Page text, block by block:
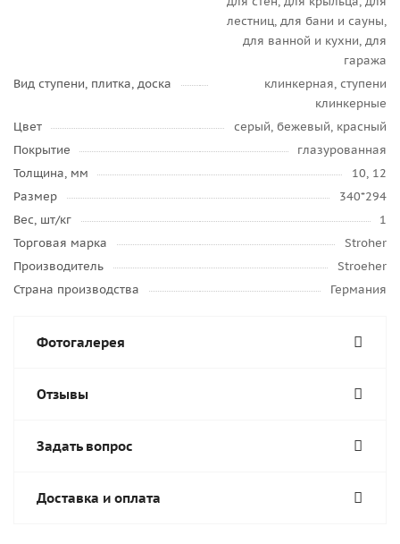
лестниц, для бани и сауны,
для ванной и кухни, для
гаража
Вид ступени, плитка, доска
клинкерная, ступени
клинкерные
Цвет
серый, бежевый, красный
Покрытие
глазурованная
Толщина, мм
10, 12
Размер
340*294
Вес, шт/кг
1
Торговая марка
Stroher
Производитель
Stroeher
Страна производства
Германия
Фотогалерея
Отзывы
Задать вопрос
Доставка и оплата